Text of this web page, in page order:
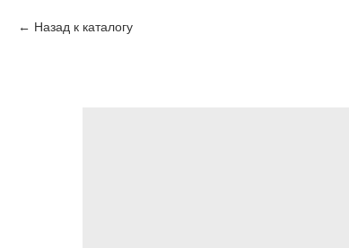
Назад к каталогу